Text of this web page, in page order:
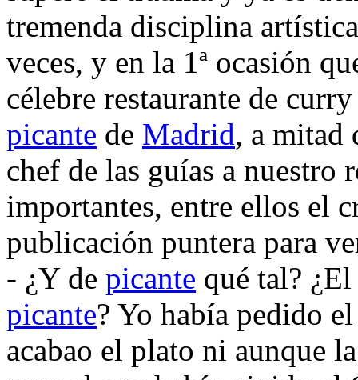
tremenda disciplina
veces, y en la 1ª ocasión
célebre restaurante de
picante de Madrid, a mitad
chef de las guías a nuestro
importantes, entre ellos el
publicación puntera para
- ¿Y de picante qué tal?
picante? Yo había pedido
acabao el plato ni aunque